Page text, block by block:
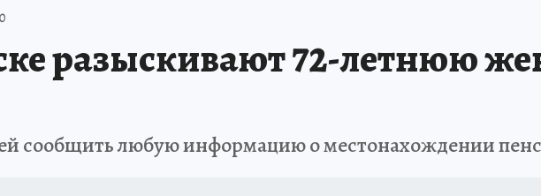
разыскивают 72-летнюю
сообщить любую информацию о местонахождении